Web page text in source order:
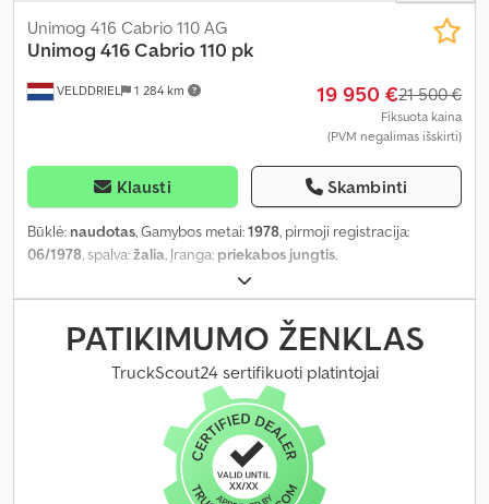
VELDDRIEL 1 284 km
Unimog 416 Cabrio 110 AG
Unimog 416 Cabrio 110 pk
19 950 €21 500 €
Fiksuota kaina
(PVM negalimas išskirti)
Klausti Skambinti
Būklė: naudotas, Gamybos metai:1978, pirmoji registracija:
06/1978, spalva:žalia, Įranga: priekabos jungtis,
PATIKIMUMO ŽENKLAS
TruckScout24 sertifikuoti platintojai